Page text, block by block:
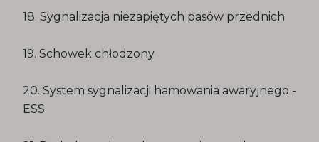
18. Sygnalizacja niezapiętych pasów przednich
19. Schowek chłodzony
20. System sygnalizacji hamowania awaryjnego -
ESS